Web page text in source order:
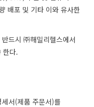
배포 및 기타 이와 유사한
드시 ㈜해밀리헬스에서
한다.
서(제품 주문서)를